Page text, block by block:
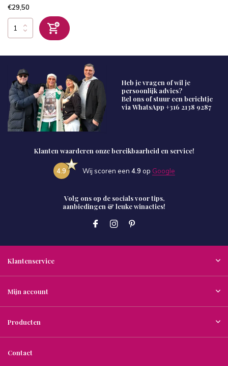
€29,50
Heb je vragen of wil je
persoonlijk advies?
Bel ons of stuur een berichtje
via WhatsApp +316 2138 9287
Klanten waarderen onze bereikbaarheid en service!
4.9 Wij scoren een 4.9 op Google
Volg ons op de socials voor tips,
aanbiedingen & leuke winacties!
Klantenservice
Mijn account
Producten
Contact